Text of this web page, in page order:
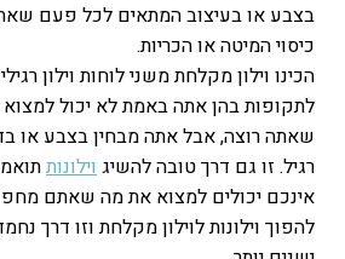
בצבע או בעיצוב המתאים לכל פעם
כיסוי המיטה או הכריות.
הכינו וילון מקלחת משני לוחות וילון
לתקופות בהן אתה באמת לא יכול
שאתה רוצה, אבל אתה מבחין בצבע או
רגיל. זו גם דרך טובה להשיג וילונות
אינכם יכולים למצוא את מה שאתם
להפוך וילונות לוילון מקלחת וזו דרך